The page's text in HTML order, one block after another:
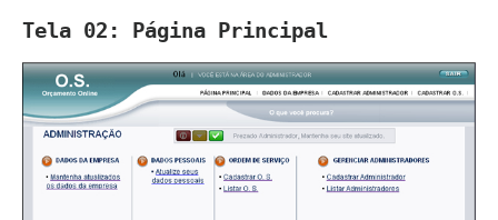
Tela 02: Página Principal